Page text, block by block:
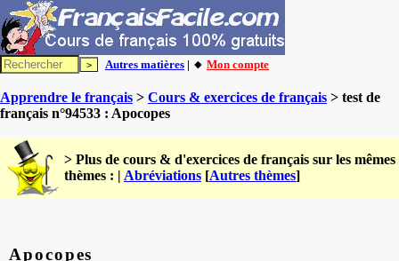
Autres matières | 🔸 Mon compte
Apprendre le français > Cours & exercices de français > test de
français n°94533 : Apocopes
> Plus de cours & d'exercices de français sur les mêmes
thèmes : | Abréviations [Autres thèmes]
Apocopes